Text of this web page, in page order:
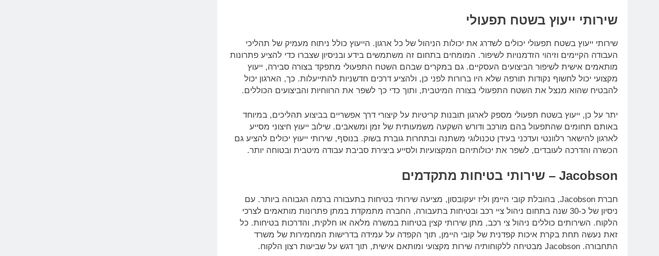
שירותי ייעוץ בשטח תפעולי
שירותי ייעוץ בשטח תפעולי יכולים לשדרג את יכולות הניהול של כל ארגון. הייעוץ כולל ניתוח מעמיק של תהליכי
העבודה הקיימים וזיהוי הזדמנויות לשיפור. המומחים בתחום זה משתמשים בידע ובניסיון שצברו כדי להציע פתרונות
מותאמים אישית לשיפור הביצועים העסקיים. גם במקרים שבהם השטח התפעולי מתפקד בצורה סבירה, ייעוץ
מקצועי יכול לחשוף נקודות תורפה שלא היו ברורות לפני כן, ולהציע דרכים חדשניות להתייעלות. כך, הארגון יכול
להבטיח שהוא מנצל את השטח התפעולי בצורה המיטבית, ותוך כדי כך לשפר את הרווחיות והביצועים הכוללים.
יתר על כן, ייעוץ בשטח תפעולי מספק לארגון תובנות קריטיות על קיצורי דרך אפשריים בביצוע תהליכים, במיוחד
באותם תחומים שהתפעול בהם מורכב ודורש השקעה משמעותית של זמן ומשאבים. שילוב ייעוץ חיצוני מסייע
לארגון להישאר רלוונטי ועדכני בעידן טכנולוגי משתנה ובתחרות גוברת בשוק. בנוסף, שירותי ייעוץ יכולים להציע גם
הכשרה והדרכה לעובדים, לשפר את יכולותיהם המקצועיות ולסייע ביצירת סביבת עבודה מיטבית ובטוחה יותר.
Jacobson – שירותי בטיחות מתקדמים
חברת Jacobson, בהובלת קובי היימן וליז יעקובסון, מציעה שירותי בטיחות בתעבורה ברמה הגבוהה ביותר. עם
ניסיון של כ-30 שנה בתחום ניהול ציי רכב ובטיחות בתעבורה, החברה מתמקדת במתן פתרונות מותאמים לצרכי
הלקוח. השירותים כוללים ניהול צי רכב, מתן שירותי קצין בטיחות במשרה מלאה או חלקית, והדרכות בטיחות. כל
זאת נעשה תחת בקרת איכות קפדנית של קובי היימן, תוך הקפדה על עמידה בדרישות המחמירות של משרד
התחבורה. Jacobson מבטיחה ללקוחותיה שירות מקצועי ומותאם אישית, תוך דגש על שביעות רצון הלקוח.